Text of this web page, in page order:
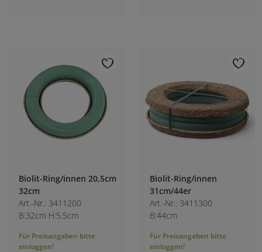
Biolit-Ring/innen 20,5cm
32cm
Art.-Nr.: 3411200
B:32cm H:5.5cm
Für Preisangaben bitte
einloggen!
Biolit-Ring/innen
31cm/44er
Art.-Nr.: 3411300
B:44cm
Für Preisangaben bitte
einloggen!